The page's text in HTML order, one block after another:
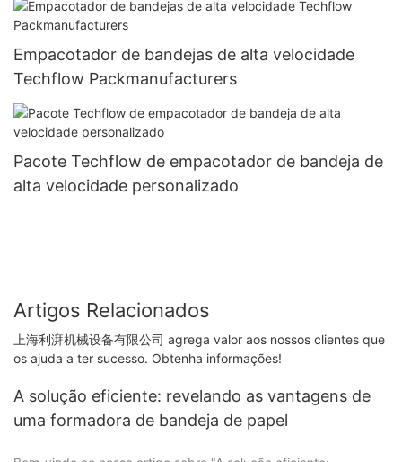
Empacotador de bandejas de alta velocidade
Techflow Packmanufacturers
Pacote Techflow de empacotador de bandeja de
alta velocidade personalizado
Artigos Relacionados
上海利湃机械设备有限公司 agrega valor aos nossos clientes que
os ajuda a ter sucesso. Obtenha informações!
A solução eficiente: revelando as vantagens de
uma formadora de bandeja de papel